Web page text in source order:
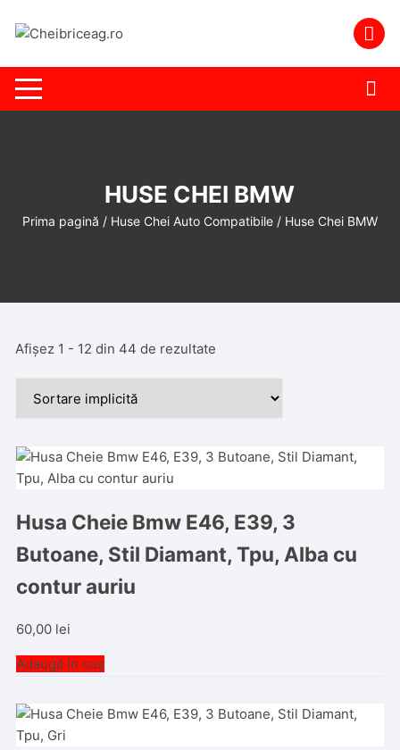
HUSE CHEI BMW
Prima pagină / Huse Chei Auto Compatibile/ Huse Chei BMW
Afișez 1 - 12 din 44 de rezultate
Husa Cheie Bmw E46, E39, 3
Butoane, Stil Diamant, Tpu, Alba cu
contur auriu
60,00 lei
Adaugă în coș